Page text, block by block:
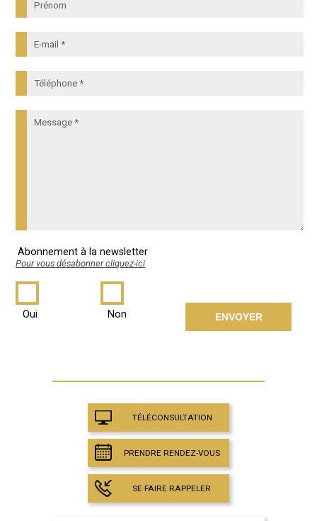
Abonnement à la newsletter
Pour vous désabonner cliquez-ici
Oui Non
TÉLÉCONSULTATION
PRENDRE RENDEZ-VOUS
SE FAIRE RAPPELER